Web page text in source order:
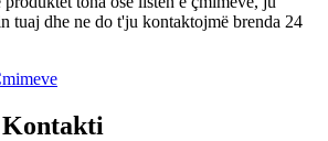
tuaj dhe ne do t'ju kontaktojmë brenda 24